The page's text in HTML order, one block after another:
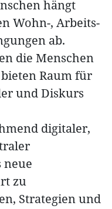
hängt
Wohn-, Arbeits-
ab.
die Menschen
Raum für
und Diskurs
digitaler,
neue
zu
Strategien und